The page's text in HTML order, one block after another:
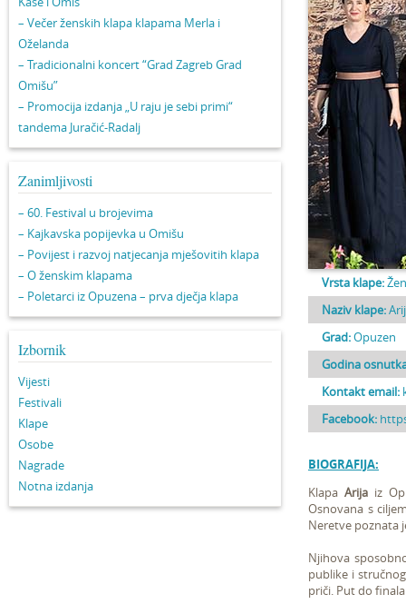
– Večer ženskih klapa klapama Merla i
Oželanda
– Tradicionalni koncert “Grad Zagreb Grad
Omišu”
– Promocija izdanja „U raju je sebi primi“
tandema Juračić-Radalj
Zanimljivosti
– 60. Festival u brojevima
– Kajkavska popijevka u Omišu
– Povijest i razvoj natjecanja mješovitih klapa
– O ženskim klapama
– Poletarci iz Opuzena – prva dječja klapa
Izbornik
Vijesti
Festivali
Klape
Osobe
Nagrade
Notna izdanja
Vrsta klape:
Naziv klape:
Grad:Opuzen
Godina
Kontakt email:
Facebook:
BIOGRAFIJA:
KlapaArija iz
Osnovana s
Neretve poznata
Njihova
publike i
priči. Put do